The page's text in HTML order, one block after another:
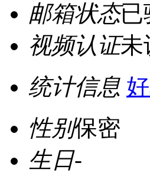
邮箱状态已
视频认证未
统计信息
性别保密
生日-